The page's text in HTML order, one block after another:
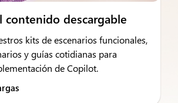
contenido descargable
kits de escenarios funcionales,
y guías cotidianas para
de Copilot.